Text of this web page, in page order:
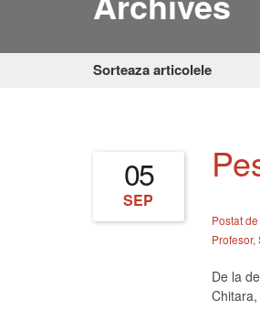
Sorteaza articolele
05
SEP
Postat
Profesor,
De la